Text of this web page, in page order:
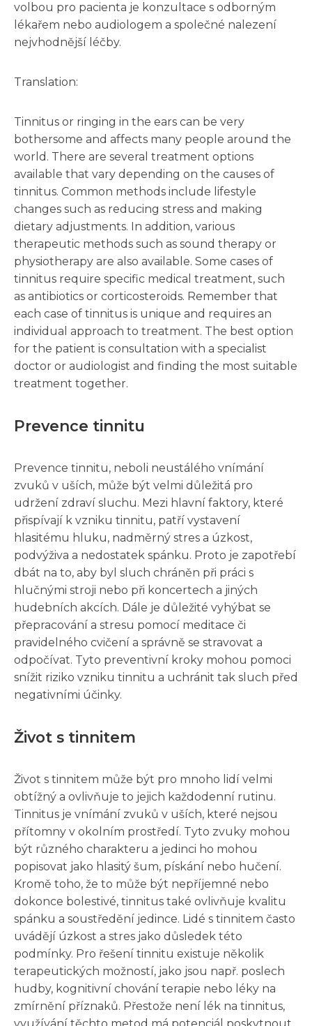
volbou pro pacienta je konzultace s odborným
lékařem nebo audiologem a společné nalezení
nejvhodnější léčby.
Translation:
Tinnitus or ringing in the ears can be very
bothersome and affects many people around the
world. There are several treatment options
available that vary depending on the causes of
tinnitus. Common methods include lifestyle
changes such as reducing stress and making
dietary adjustments. In addition, various
therapeutic methods such as sound therapy or
physiotherapy are also available. Some cases of
tinnitus require specific medical treatment, such
as antibiotics or corticosteroids. Remember that
each case of tinnitus is unique and requires an
individual approach to treatment. The best option
for the patient is consultation with a specialist
doctor or audiologist and finding the most suitable
treatment together.
Prevence tinnitu
Prevence tinnitu, neboli neustálého vnímání
zvuků v uších, může být velmi důležitá pro
udržení zdraví sluchu. Mezi hlavní faktory, které
přispívají k vzniku tinnitu, patří vystavení
hlasitému hluku, nadměrný stres a úzkost,
podvýživa a nedostatek spánku. Proto je zapotřebí
dbát na to, aby byl sluch chráněn při práci s
hlučnými stroji nebo při koncertech a jiných
hudebních akcích. Dále je důležité vyhýbat se
přepracování a stresu pomocí meditace či
pravidelného cvičení a správně se stravovat a
odpočívat. Tyto preventivní kroky mohou pomoci
snížit riziko vzniku tinnitu a uchránit tak sluch před
negativními účinky.
Život s tinnitem
Život s tinnitem může být pro mnoho lidí velmi
obtížný a ovlivňuje to jejich každodenní rutinu.
Tinnitus je vnímání zvuků v uších, které nejsou
přítomny v okolním prostředí. Tyto zvuky mohou
být různého charakteru a jedinci ho mohou
popisovat jako hlasitý šum, pískání nebo hučení.
Kromě toho, že to může být nepříjemné nebo
dokonce bolestivé, tinnitus také ovlivňuje kvalitu
spánku a soustředění jedince. Lidé s tinnitem často
uvádějí úzkost a stres jako důsledek této
podmínky. Pro řešení tinnitu existuje několik
terapeutických možností, jako jsou např. poslech
hudby, kognitivní chování terapie nebo léky na
zmírnění příznaků. Přestože není lék na tinnitus,